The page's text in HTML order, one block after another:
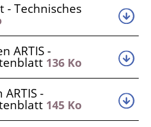
- Technisches
ARTIS -
136 Ko
-
145 Ko